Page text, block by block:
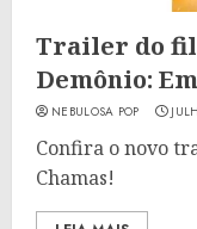
Trailer do
Demônio:
NEBULOSA POP
Confira o novo
Chamas!